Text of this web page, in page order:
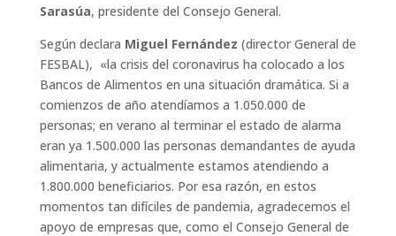
Sarasúa, presidente del Consejo General.
Según declara Miguel Fernández (director General de
FESBAL), «la crisis del coronavirus ha colocado a los
Bancos de Alimentos en una situación dramática. Si a
comienzos de año atendíamos a 1.050.000 de
personas; en verano al terminar el estado de alarma
eran ya 1.500.000 las personas demandantes de ayuda
alimentaria, y actualmente estamos atendiendo a
1.800.000 beneficiarios. Por esa razón, en estos
momentos tan difíciles de pandemia, agradecemos el
apoyo de empresas que, como el Consejo General de